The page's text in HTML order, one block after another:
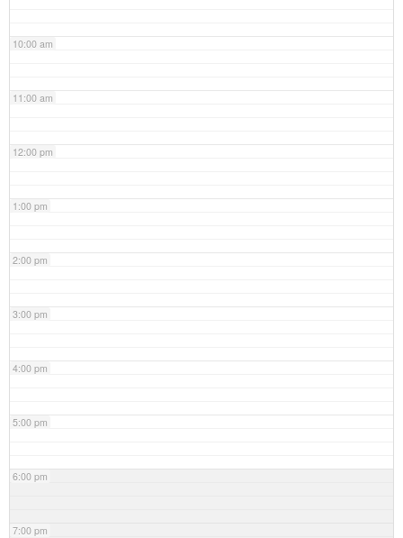
10:00 am
11:00 am
12:00 pm
1:00 pm
2:00 pm
3:00 pm
4:00 pm
5:00 pm
6:00 pm
7:00 pm